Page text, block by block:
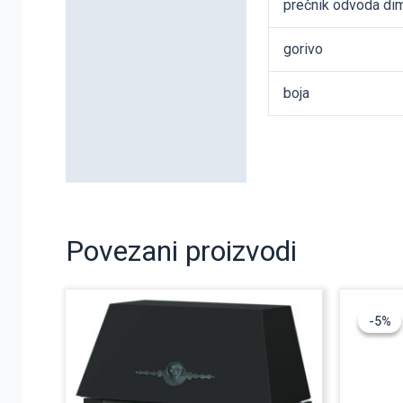
prečnik odvoda
gorivo
boja
Povezani proizvodi
-5%
-5%